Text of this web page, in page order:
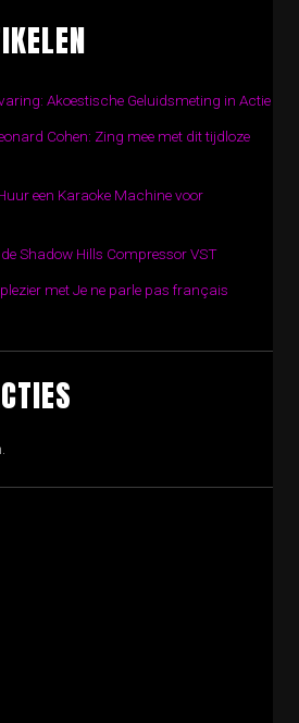
Akoestische Geluidsmeting in Actie
Cohen: Zing mee met dit tijdloze
een Karaoke Machine voor
Shadow Hills Compressor VST
met Je ne parle pas français